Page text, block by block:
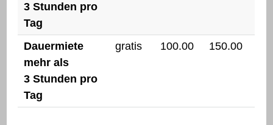
3 Stunden pro
Tag
Dauermiete
mehr als
3 Stunden pro
Tag
gratis 100.00 150.00